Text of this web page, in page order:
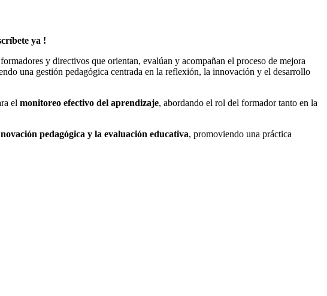
ya !
y directivos que orientan, evalúan y acompañan el proceso de mejora
una gestión pedagógica centrada en la reflexión, la innovación y el desarrollo
el monitoreo efectivo del aprendizaje, abordando el rol del formador tanto en la
pedagógica y la evaluación educativa, promoviendo una práctica